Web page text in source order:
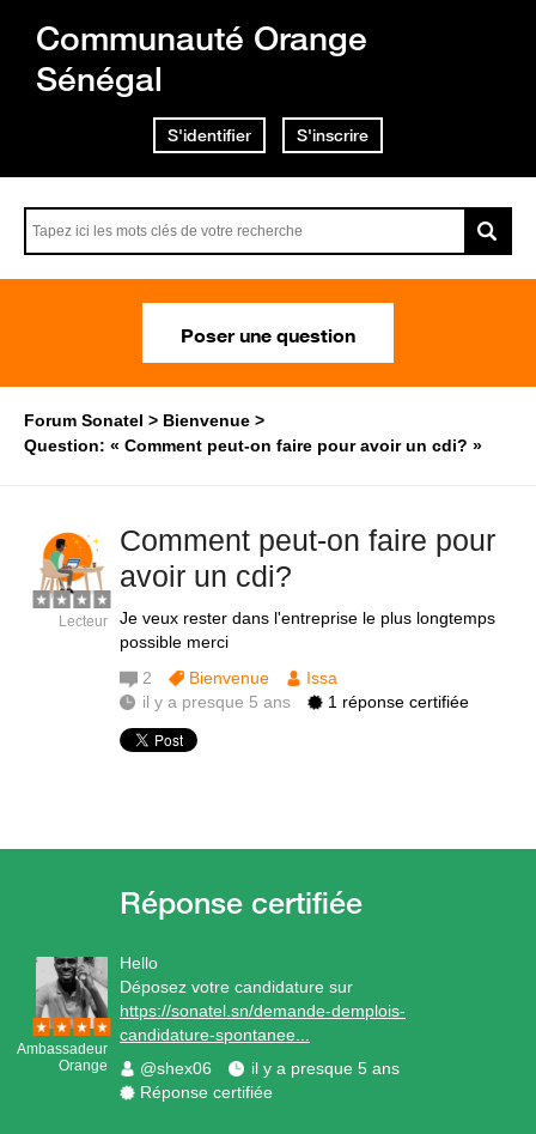
Communauté Orange
Sénégal
S'identifier S'inscrire
Poser une question
Forum Sonatel
Bienvenue
Question: « Comment peut-on faire pour avoir un cdi? »
Comment peut-on faire pour
avoir un cdi?
Je veux rester dans l'entreprise le plus longtemps
possible merci
Lecteur
2 Bienvenue
Issa
il y a presque 5 ans
1 réponse certifiée
Ambassadeur
Orange
Hello
Déposez votre candidature sur
https://sonatel.sn/demande-demplois-
candidature-spontanee...
@shex06
il y a presque 5 ans
Réponse certifiée